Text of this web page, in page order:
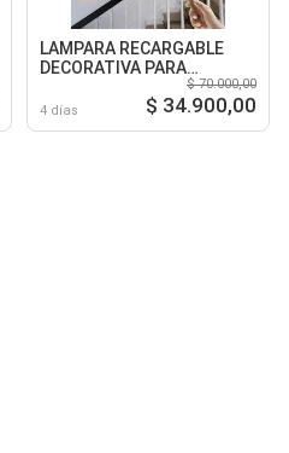
LAMPARA RECARGABLE
DECORATIVA PARA
ESCALAS CON SENSORES
4 días
$ 70.000,00
$ 34.900,00